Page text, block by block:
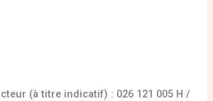
(à titre indicatif) : 026 121 005 H /